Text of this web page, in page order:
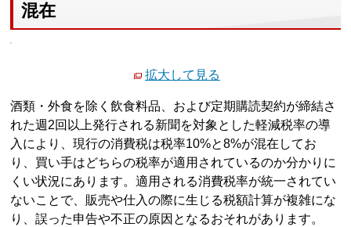
混在
拡大して見る
酒類・外食を除く飲食料品、および定期購読契約が締結さ
れた週2回以上発行される新聞を対象とした軽減税率の導
入により、現行の消費税は税率10%と8%が混在してお
り、買い手はどちらの税率が適用されているのか分かりに
くい状況にあります。適用される消費税率が統一されてい
ないことで、販売や仕入の際に生じる税額計算が複雑にな
り、誤った申告や不正の原因となるおそれがあります。